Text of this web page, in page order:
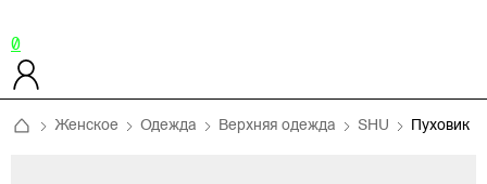
0
Женское Одежда Верхняя одежда SHU Пуховик